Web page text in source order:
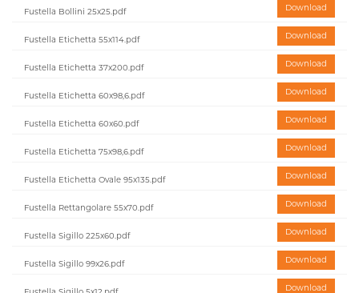
Fustella Bollini 25x25.pdf Download
Fustella Etichetta 55x114.pdf Download
Fustella Etichetta 37x200.pdf Download
Fustella Etichetta 60x98,6.pdf Download
Fustella Etichetta 60x60.pdf Download
Fustella Etichetta 75x98,6.pdf Download
Fustella Etichetta Ovale 95x135.pdf Download
Fustella Rettangolare 55x70.pdf Download
Fustella Sigillo 225x60.pdf Download
Fustella Sigillo 99x26.pdf Download
Download